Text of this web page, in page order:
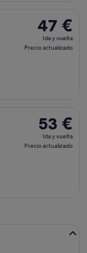
47 €
Ida
y
47 €
Ida y vuelta
Precio actualizado
53 €
Ida
y
53 €
Ida y vuelta
Precio actualizado